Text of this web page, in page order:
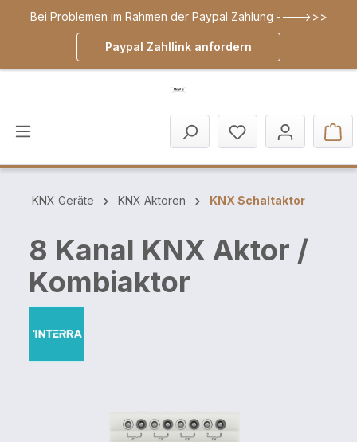
springen
Bei Problemen im Rahmen der Paypal Zahlung ---->>>
Paypal Zahllink anfordern
KNX Geräte KNX Aktoren KNX Schaltaktor
8 Kanal KNX Aktor /
Kombiaktor